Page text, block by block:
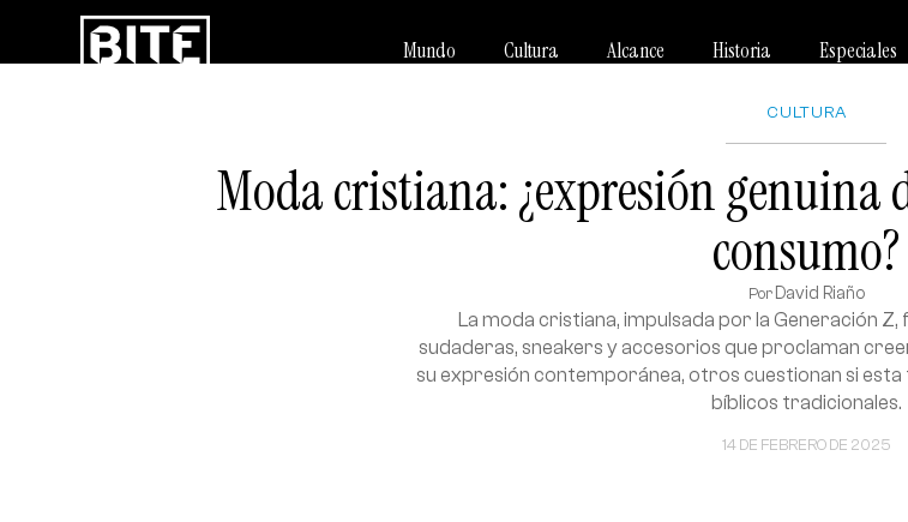
Mundo Cultura Alcance Historia Especiales
CULTURA
Moda cristiana: ¿expresión genuina
consumo?
Por David Riaño
14 DE FEBRERO DE 2025
La moda cristiana, impulsada por la Generación
sudaderas, sneakers y accesorios que proclaman
su expresión contemporánea, otros cuestionan si
bíblicos tradicionales.